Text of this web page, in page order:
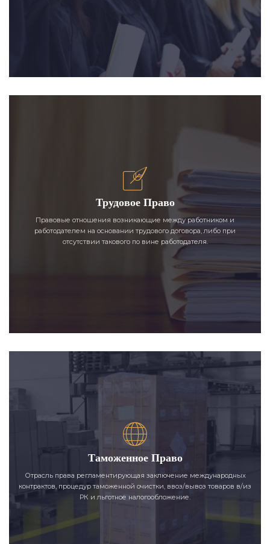
Трудовое Право
Правовые отношения возникающие между работником и
работодателем на основании трудового договора, либо при
отсутствии такового по вине работодателя.
Таможенное Право
Отрасль права регламентирующая заключение международных
контрактов, процедур таможенной очистки, ввоз/вывоз товаров в/из
РК и льготное налогообложение.